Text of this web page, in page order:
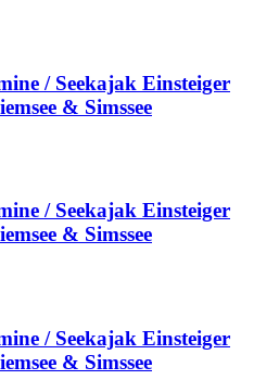
/ Seekajak Einsteiger
& Simssee
/ Seekajak Einsteiger
& Simssee
/ Seekajak Einsteiger
& Simssee